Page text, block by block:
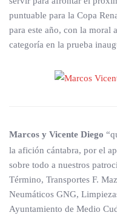
puntuable para la Copa
para este año, con la moral
categoría en la prueba
Marcos y Vicente Diego
la afición cántabra, por el
sobre todo a nuestros
Término, Transportes F.
Neumáticos GNG,
Ayuntamiento de Medio